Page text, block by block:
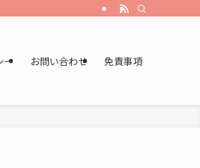
ー お問い合わせ 免責事項